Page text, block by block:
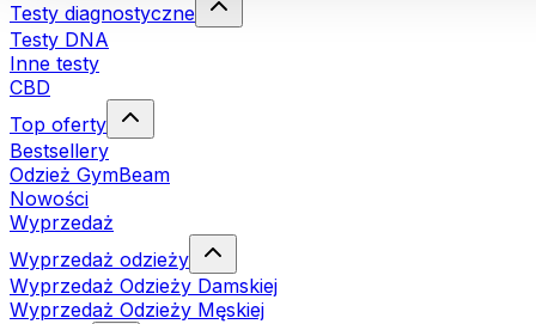
Testy diagnostyczne
Testy DNA
Inne testy
CBD
Top oferty
Bestsellery
Odzież GymBeam
Nowości
Wyprzedaż
Wyprzedaż odzieży
Wyprzedaż Odzieży Damskiej
Wyprzedaż Odzieży Męskiej